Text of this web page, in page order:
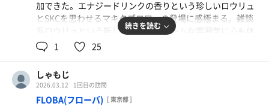
加できた。エナジードリンクの香りという珍しいロウリュ
とSKCを思わせるマキタブロワーの登場に感極まる。雑談
系ロウリュという新しくもアットホームな雰囲気に心も体
もアチアチになった。最後はブロワーでお見送りされ水風
呂へ。相変わらず丁度いい温度。こちら側は露天スペース
に加え、更衣室側にも外気浴スペースがあってステキ。リ
ピートしてしまういい施設。中野区のてっぺんとって欲し
い！！
続きを読む
1 25
しゃもじ
2026.03.12 1回目の訪問
FLOBA(フローバ) [ 東京都 ]